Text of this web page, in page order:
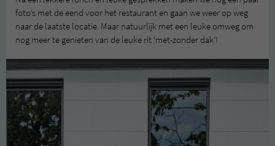
foto’s met de eend voor het restaurant en gaan we weer op weg
naar de laatste locatie. Maar natuurlijk met een leuke omweg om
nog meer te genieten van de leuke rit ‘met-zonder dak’!